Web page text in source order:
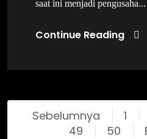
saat ini menjadi pengusaha...
Continue Reading
Sebelumnya 1
49 50